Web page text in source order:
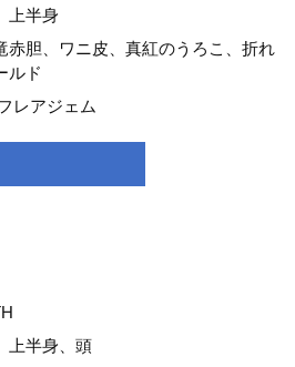
上半身
赤胆、ワニ皮、真紅のうろこ、折れ
ルド
レアジェム
上半身、頭